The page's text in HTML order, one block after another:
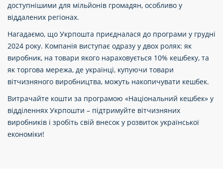
доступнішими для мільйонів громадян, особливо у
віддалених регіонах.
Нагадаємо, що Укрпошта приєдналася до програми у грудні
2024 року. Компанія виступає одразу у двох ролях: як
виробник, на товари якого нараховується 10% кешбеку, та
як торгова мережа, де українці, купуючи товари
вітчизняного виробництва, можуть накопичувати кешбек.
Витрачайте кошти за програмою «Національний кешбек» у
відділеннях Укрпошти – підтримуйте вітчизняних
виробників і зробіть свій внесок у розвиток української
економіки!